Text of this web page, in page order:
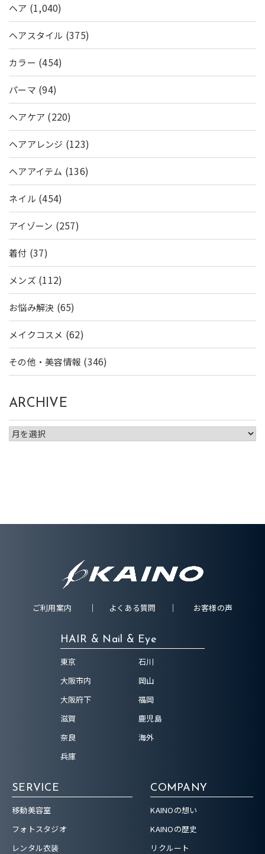
ヘア (1,040)
ヘアスタイル (375)
カラー (454)
パーマ (94)
ヘアケア (220)
ヘアアレンジ (123)
ヘアアイテム (136)
ネイル (454)
アイゾーン (257)
着付 (37)
メンズ (112)
お悩み解決 (65)
メイクコスメ (62)
その他・美容情報 (346)
ARCHIVE
ご利用案内 よくある質問 お客様の声
HAIR & Nail & Eye
東京
大阪市内
大阪府下
滋賀
奈良
兵庫
石川
岡山
福岡
鹿児島
海外
SERVICE
移動美容室
フォトスタジオ
レンタル衣装
COMPANY
KAINOの想い
KAINOの歴史
リクルート